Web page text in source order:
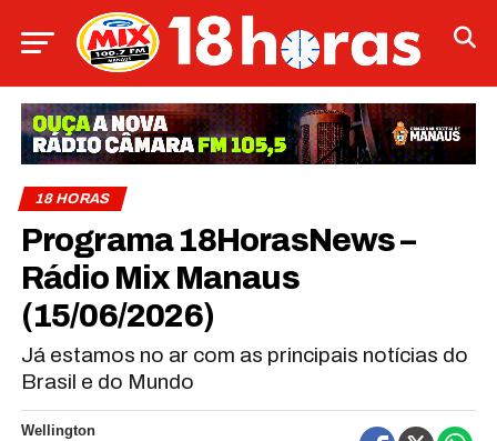
18 HORAS
Programa 18HorasNews​​​​​​​​​​​​ –
Rádio Mix Manaus
(15/06/2026)
Já estamos no ar com as principais notícias do
Brasil e do Mundo
Wellington